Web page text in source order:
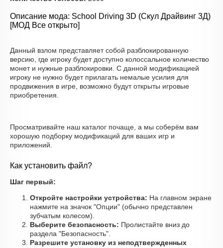
Описание мода: School Driving 3D (Скул Драйвинг 3Д)
[МОД Все открыто]
Данный взлом представляет собой разблокированную
версию, где игроку будет доступно колоссальное количество
монет и нужные разблокировки. С данной модификацией
игроку не нужно будет прилагать немалые усилия для
продвижения в игре, возможно будут открыты игровые
приобретения.
Просматривайте наш каталог почаще, а мы соберём вам
хорошую подборку модификаций для ваших игр и
приложений.
Как установить файл?
Шаг первый:
Откройте настройки устройства: На главном экране
нажмите на значок "Опции" (обычно представлен
зубчатым колесом).
Выберите безопасность: Пролистайте вниз до
раздела "Безопасность".
Разрешите установку из неподтвержденных